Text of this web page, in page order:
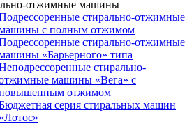
отжимные машины
стирально-отжимные
с полным отжимом
стирально-отжимные
«Барьерного» типа
стирально-
машины «Вега» с
отжимом
серия стиральных машин
«Лотос»